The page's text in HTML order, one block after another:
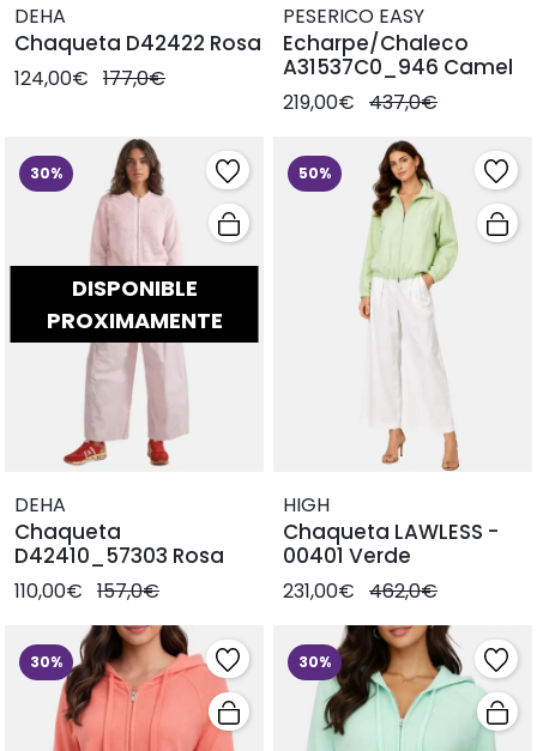
DEHA
Chaqueta D42422 Rosa
124,00€ 177,0€
PESERICO EASY
Echarpe/Chaleco
A31537C0_946 Camel
219,00€ 437,0€
30%
DISPONIBLE
PROXIMAMENTE
DEHA
Chaqueta
D42410_57303 Rosa
110,00€ 157,0€
50%
HIGH
Chaqueta LAWLESS -
00401 Verde
231,00€ 462,0€
30% 30%